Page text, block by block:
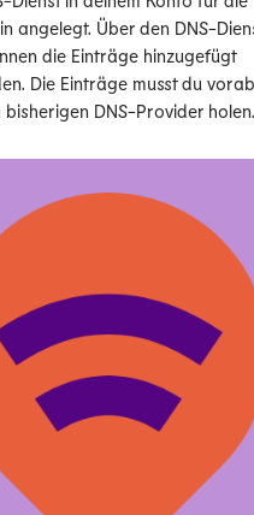
angelegt. Über den DNS-
die Einträge hinzugefügt
Die Einträge musst du vorab
bisherigen DNS-Provider holen.